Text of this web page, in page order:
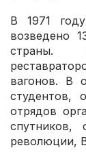
В 1971
возведено
страны.
вагонов. В
студентов,
отрядов
спутников,
революции,